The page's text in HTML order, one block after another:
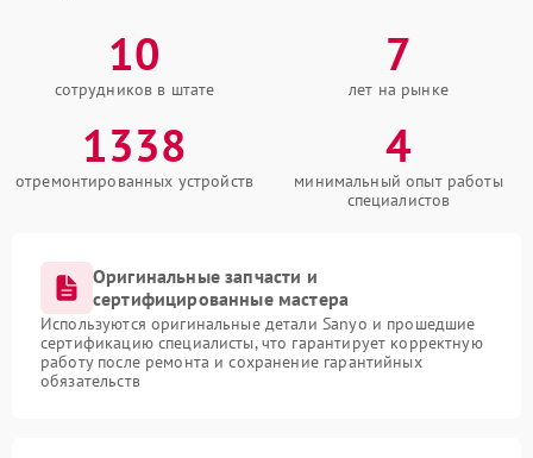
10
сотрудников в штате
7
лет на рынке
1338
отремонтированных устройств
4
минимальный опыт работы
специалистов
Оригинальные запчасти и
сертифицированные мастера
Используются оригинальные детали Sanyo и прошедшие
сертификацию специалисты, что гарантирует корректную
работу после ремонта и сохранение гарантийных
обязательств